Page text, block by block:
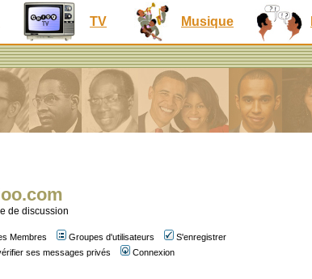
TV Musique
de discussion
Membres Groupes d'utilisateurs
S'enregistrer
ses messages privés Connexion